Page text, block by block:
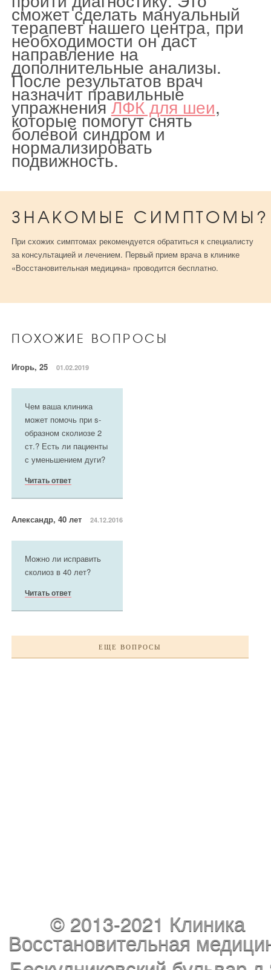
сможет сделать мануальный
терапевт нашего центра, при
необходимости он даст
направление на
дополнительные анализы.
После результатов врач
назначит правильные
упражненияЛФК для шеи,
которые помогут снять
болевой синдром и
нормализировать
подвижность.
ЗНАКОМЫЕ СИМПТОМЫ?
При схожих симптомах рекомендуется обратиться к специалисту
за консультацией и лечением. Первый прием врача в клинике
«Восстановительная медицина» проводится бесплатно.
ПОХОЖИЕ ВОПРОСЫ
Игорь, 25 01.02.2019
Чем ваша клиника
может помочь при s-
образном сколиозе 2
ст.? Есть ли пациенты
с уменьшением дуги?
Читать ответ
Александр, 40 лет 24.12.2016
Можно ли исправить
сколиоз в 40 лет?
Читать ответ
ЕЩЕ ВОПРОСЫ
© 2013-2021 Клиника
Восстановительная